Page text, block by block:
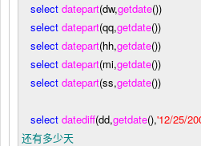
select datepart(dw,getdate())
select datepart(qq,getdate())
select datepart(hh,getdate())
select datepart(mi,getdate())
select datepart(ss,getdate())
select datediff(dd,getdate(),'12/25/
还有多少天